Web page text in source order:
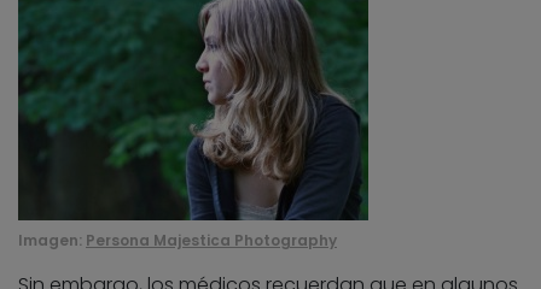
Imagen: Persona Majestica Photography